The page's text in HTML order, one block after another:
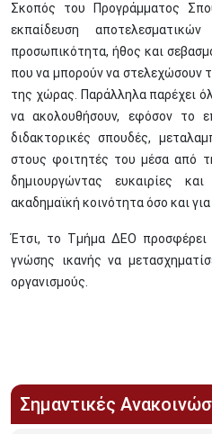
Σκοπός του Προγράμματος
εκπαίδευση
προσωπικότητα, ήθος και
που να μπορούν να στελεχώσουν
της χώρας. Παράλληλα παρέχει
να ακολουθήσουν, εφόσον το
διδακτορικές σπουδές,
στους φοιτητές του μέσα από
δημιουργώντας ευκαιρίες
ακαδημαϊκή κοινότητα όσο και
Έτσι, το Τμήμα ΔΕΟ προσφέρει
γνώσης ικανής να
οργανισμούς.
Σημαντικές